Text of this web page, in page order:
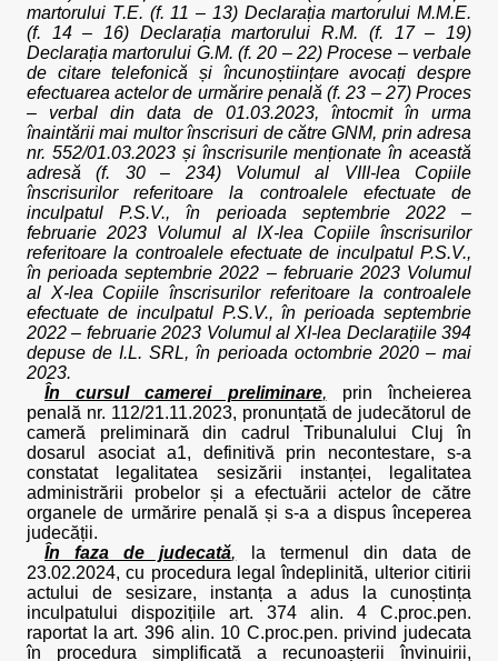
martorului T.E. (f. 11 – 13) Declarația martorului M.M.E.
(f. 14 – 16) Declarația martorului R.M. (f. 17 – 19)
Declarația martorului G.M. (f. 20 – 22) Procese – verbale
de citare telefonică și încunoștiințare avocați despre
efectuarea actelor de urmărire penală (f. 23 – 27) Proces
– verbal din data de 01.03.2023, întocmit în urma
înaintării mai multor înscrisuri de către GNM, prin adresa
nr. 552/01.03.2023 și înscrisurile menționate în această
adresă (f. 30 – 234) Volumul al VIII-lea Copiile
înscrisurilor referitoare la controalele efectuate de
inculpatul P.S.V., în perioada septembrie 2022 –
februarie 2023 Volumul al IX-lea Copiile înscrisurilor
referitoare la controalele efectuate de inculpatul P.S.V.,
în perioada septembrie 2022 – februarie 2023 Volumul
al X-lea Copiile înscrisurilor referitoare la controalele
efectuate de inculpatul P.S.V., în perioada septembrie
2022 – februarie 2023 Volumul al XI-lea Declarațiile 394
depuse de I.L. SRL, în perioada octombrie 2020 – mai
2023.
În cursul camerei preliminare, prin încheierea
penală nr. 112/21.11.2023, pronunțată de judecătorul de
cameră preliminară din cadrul Tribunalului Cluj în
dosarul asociat a1, definitivă prin necontestare, s-a
constatat legalitatea sesizării instanței, legalitatea
administrării probelor și a efectuării actelor de către
organele de urmărire penală și s-a a dispus începerea
judecății.
În faza de judecată, la termenul din data de
23.02.2024, cu procedura legal îndeplinită, ulterior citirii
actului de sesizare, instanța a adus la cunoștința
inculpatului dispozițiile art. 374 alin. 4 C.proc.pen.
raportat la art. 396 alin. 10 C.proc.pen. privind judecata
în procedura simplificată a recunoașterii învinuirii,